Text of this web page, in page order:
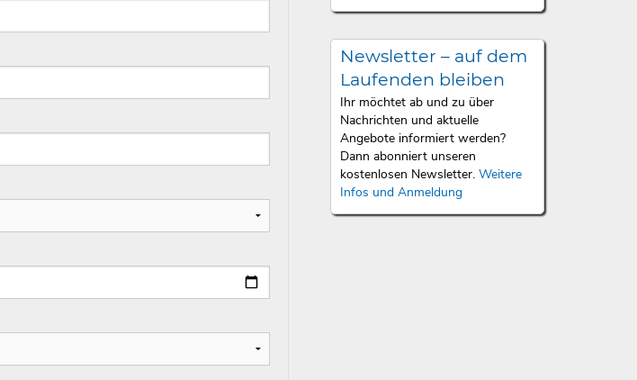
Newsletter – auf dem
Laufenden bleiben
Ihr möchtet ab und zu über
Nachrichten und aktuelle
Angebote informiert werden?
Dann abonniert unseren
kostenlosen Newsletter. Weitere
Infos und Anmeldung